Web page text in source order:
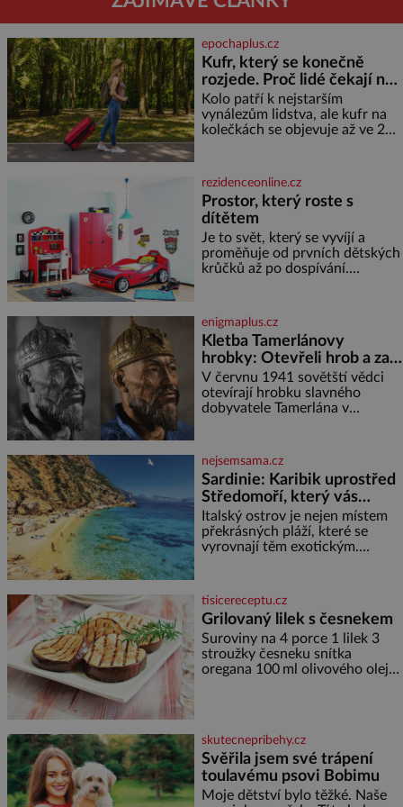
epochaplus.cz
Kufr, který se konečně
rozjede. Proč lidé čekají na
kolečka téměř pět tisíc let?
Kolo patří k nejstarším
vynálezům lidstva, ale kufr na
kolečkách se objevuje až ve 20.
zádech nebo je nakládají na
povozy. Stačí přitom jediný
nápad, připevnit ke kufru
kolečka. Jenže právě ten nikdo
dlouho nedostane. Až jednou se
na letišti ozve věta, která změní
rezidenceonline.cz
Prostor, který roste s
dítětem
Je to svět, který se vyvíjí a
proměňuje od prvních dětských
krůčků až po dospívání.
soustředění i odpočinek a
reaguje na každou etapu života
a specifické potřeby dítěte. Pro
nejmenší je klíčová
jednoduchost, měkkost a
bezpečí, proto by pokoj
miminka měl působit především
enigmaplus.cz
Kletba Tamerlánovy
hrobky: Otevřeli hrob a za
dva dny začala invaze do
SSSR. Náhoda, nebo
varování?
V červnu 1941 sovětští vědci
otevírají hrobku slavného
dobyvatele Tamerlána v
zahajuje operaci Barbarossa a
napadá Sovětský svaz. Shoda
dat je
nejsemsama.cz
Sardinie: Karibik uprostřed
Středomoří, který vás
okouzlí
Italský ostrov je nejen místem
překrásných pláží, které se
vyrovnají těm exotickým.
Fascinující stará malebná
městečka či třeba dechberoucí
útesy. Druhý největší italský
ostrov o velikosti přibližně
jedné třetiny České republiky
vás ohromí nejen svými plážemi
luxusem.Zjistěte,
tisicereceptu.cz
Grilovaný lilek s česnekem
Suroviny na 4 porce 1 lilek 3
stroužky česneku snítka
oregana 100 ml olivového oleje
skutecnepribehy.cz
Svěřila jsem své trápení
toulavému psovi Bobimu
Moje dětství bylo těžké. Naše